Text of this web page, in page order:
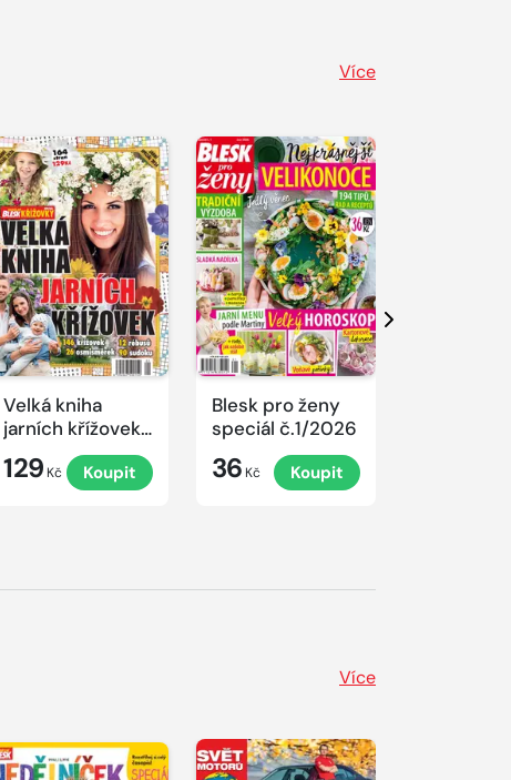
Více
Velká kniha
jarních křížovek
129 Kč Koupit
Blesk pro ženy
speciál č.1/2026
36 Kč Koupit
Další
Více